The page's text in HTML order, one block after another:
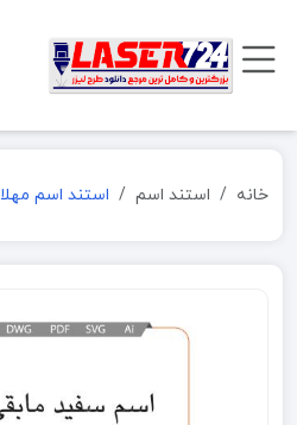
خانه استند اسم استند اسم مهلا